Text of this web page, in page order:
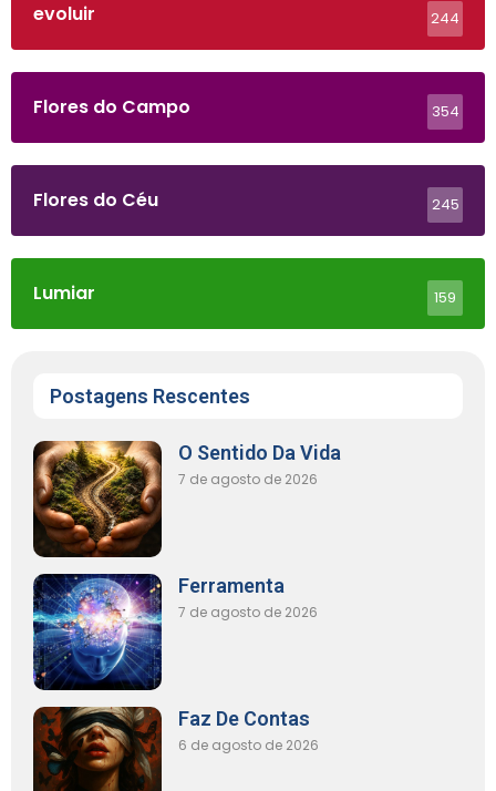
evoluir 244
Flores do Campo 354
Flores do Céu 245
Lumiar 159
Postagens Rescentes
O Sentido Da Vida
7 de agosto de 2026
Ferramenta
7 de agosto de 2026
Faz De Contas
6 de agosto de 2026